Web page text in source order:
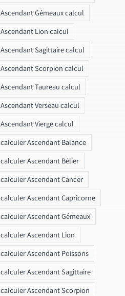
Ascendant Gémeaux calcul
Ascendant Lion calcul
Ascendant Sagittaire calcul
Ascendant Scorpion calcul
Ascendant Taureau calcul
Ascendant Verseau calcul
Ascendant Vierge calcul
calculer Ascendant Balance
calculer Ascendant Bélier
calculer Ascendant Cancer
calculer Ascendant Capricorne
calculer Ascendant Gémeaux
calculer Ascendant Lion
calculer Ascendant Poissons
calculer Ascendant Sagittaire
calculer Ascendant Scorpion